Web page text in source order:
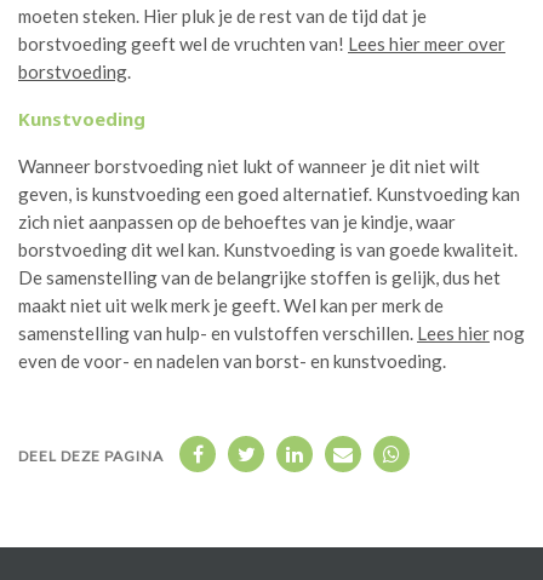
moeten steken. Hier pluk je de rest van de tijd dat je
borstvoeding geeft wel de vruchten van! Lees hier meer over
borstvoeding
Kunstvoeding
Wanneer borstvoeding niet lukt of wanneer je dit niet wilt
geven, is kunstvoeding een goed alternatief. Kunstvoeding kan
zich niet aanpassen op de behoeftes van je kindje, waar
borstvoeding dit wel kan. Kunstvoeding is van goede kwaliteit.
De samenstelling van de belangrijke stoffen is gelijk, dus het
maakt niet uit welk merk je geeft. Wel kan per merk de
samenstelling van hulp- en vulstoffen verschillen. Lees hiernog
even de voor- en nadelen van borst- en kunstvoeding.
DEEL DEZE PAGINA